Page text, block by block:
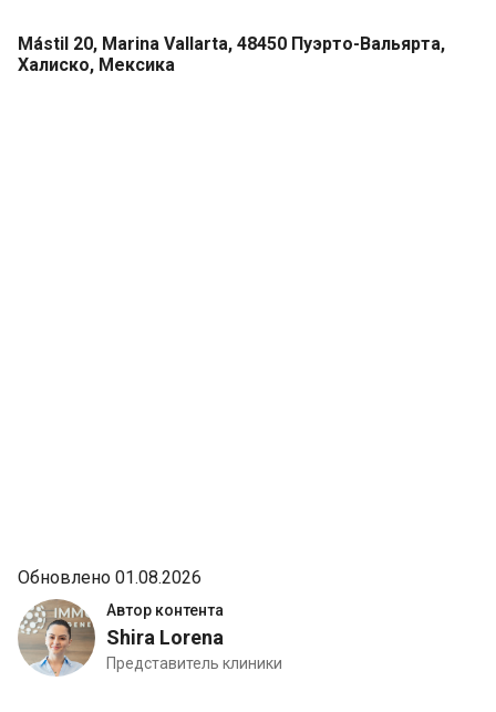
Mástil 20, Marina Vallarta, 48450 Пуэрто-Вальярта,
Халиско, Мексика
Автор контента
Shira Lorena
Представитель клиники
Обновлено 01.08.2026